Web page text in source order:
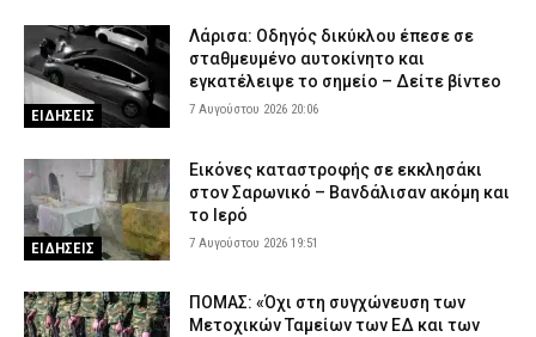
ΕΙΔΗΣΕΙΣ
Λάρισα: Οδηγός δικύκλου έπεσε σε
σταθμευμένο αυτοκίνητο και
εγκατέλειψε το σημείο – Δείτε βίντεο
7 Αυγούστου 2026 20:06
ΕΙΔΗΣΕΙΣ
Εικόνες καταστροφής σε εκκλησάκι
στον Σαρωνικό – Βανδάλισαν ακόμη και
το Ιερό
7 Αυγούστου 2026 19:51
ΠΟΜΑΣ: «Όχι στη συγχώνευση των
Μετοχικών Ταμείων των ΕΔ και των